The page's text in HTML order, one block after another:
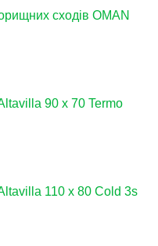
сходів OMAN
90 х 70 Termo
110 х 80 Cold 3s